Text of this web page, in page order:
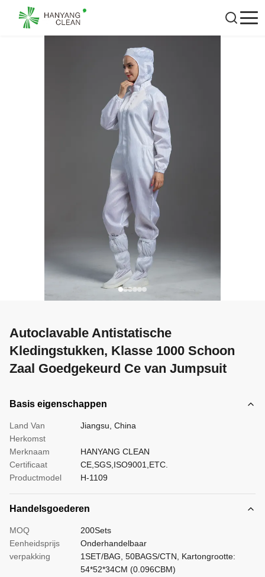
Autoclavable Antistatische
Kledingstukken, Klasse 1000 Schoon
Zaal Goedgekeurd Ce van Jumpsuit
Basis eigenschappen
Land Van
Herkomst
Jiangsu, China
Merknaam
HANYANG CLEAN
Certificaat
CE,SGS,ISO9001,ETC.
Productmodel
H-1109
Handelsgoederen
MOQ
200Sets
Eenheidsprijs
Onderhandelbaar
verpakking
1SET/BAG, 50BAGS/CTN, Kartongrootte:
54*52*34CM (0.096CBM)